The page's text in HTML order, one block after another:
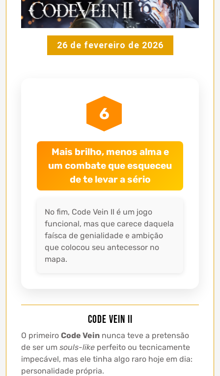
26 de fevereiro de 2026
6
Mais brilho, menos alma e
um combate que esqueceu
de te levar a sério
No fim, Code Vein II é um jogo
funcional, mas que carece daquela
faísca de genialidade e ambição
que colocou seu antecessor no
mapa.
Code Vein II
O primeiro Code Vein nunca teve a pretensão
de ser um souls-like perfeito ou tecnicamente
impecável, mas ele tinha algo raro hoje em dia:
personalidade própria.